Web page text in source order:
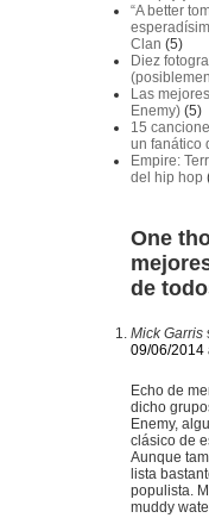
“A better
Clan (5)
Diez
Las
Enemy) (5)
15
un fanático
Empire:
del hip hop
One
de
Mick Garris
09/06/2014
Echo de
dicho
Enemy,
clásico de
Aunque
lista
populista.
muddy